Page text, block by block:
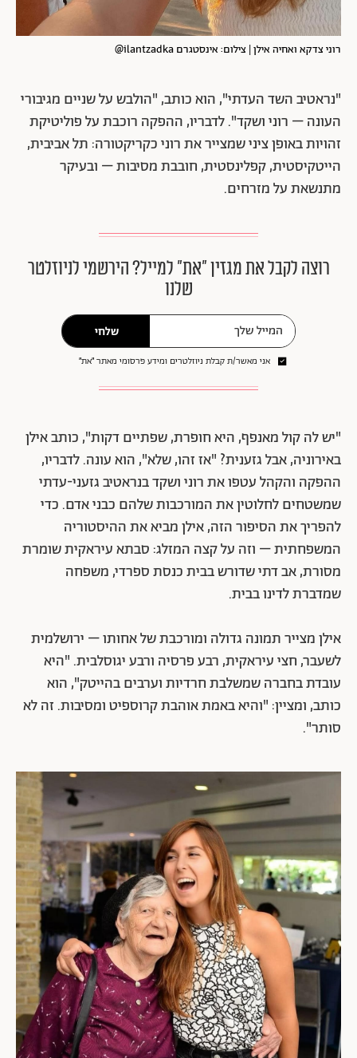
רוני צדקא ואחיה אילן | צילום: אינסטגרם ilantzadka@
"נראטיב השד העדתי", הוא כותב, "הולבש על שניים מגיבורי
העונה – רוני ושקד". לדבריו, ההפקה רוכבת על פוליטיקת
זהויות באופן ציני שמצייר את רוני כקריקטורה: תל אביבית,
הייטקיסטית, קפלינסטית, חובבת מסיבות – ובעיקר
מתנשאת על מזרחים.
רוצה לקבל את מגזין ״את״ למייל? הירשמי לניוזלטר
שלנו
שלחי
אני מאשר/ת קבלת ניוזלטרים ומידע פרסומי מאתר ״את״
"יש לה קול מאנפף, היא חופרת, שפתיים דקות", כותב אילן
באירוניה, אבל גזענית? "אז זהו, שלא", הוא עונה. לדבריו,
ההפקה והקהל עטפו את רוני ושקד בנראטיב גזעני-עדתי
שמשטחים לחלוטין את המורכבות שלהם כבני אדם. כדי
להפריך את הסיפור הזה, אילן מביא את ההיסטוריה
המשפחתית – וזה על קצה המזלג: סבתא עיראקית שומרת
מסורת, אב דתי שדורש בבית כנסת ספרדי, משפחה
שמדברת לדינו בבית.
אילן מצייר תמונה גדולה ומורכבת של אחותו – ירושלמית
לשעבר, חצי עיראקית, רבע פרסיה ורבע יגוסלבית. "היא
עובדת בחברה שמשלבת חרדיות וערבים בהייטק", הוא
כותב, ומציין: "והיא באמת אוהבת קרוספיט ומסיבות. זה לא
סותר".